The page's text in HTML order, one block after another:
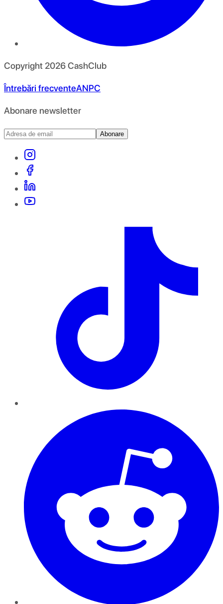
Copyright 2026CashClub
Întrebări frecventeANPC
Abonare newsletter
Abonare